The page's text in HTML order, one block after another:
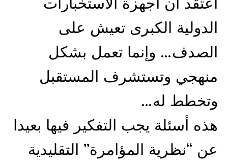
الدولية الكبرى تعيش على
الصدف… وإنما تعمل بشكل
منهجي وتستشرف المستقبل
وتخطط له…
هذه أسئلة يجب التفكير فيها بعيدا
عن “نظرية المؤامرة” التقليدية